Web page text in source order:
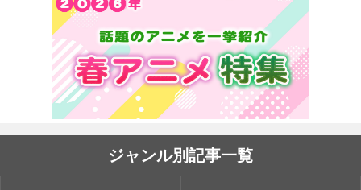
ジャンル別記事一覧